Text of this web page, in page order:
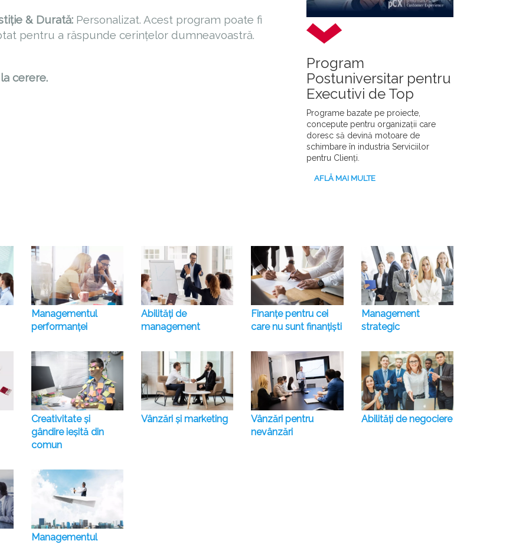
& Durată: Personalizat. Acest program poate fi
pentru a răspunde cerințelor dumneavoastră.
cerere.
Program
Postuniversitar pentru
Executivi de Top
Programe bazate pe proiecte,
concepute pentru organizații care
doresc să devină motoare de
schimbare în industria Serviciilor
pentru Clienți.
AFLĂ MAI MULTE
Managementul
performanței
Abilități de
management
Finanțe pentru cei
care nu sunt finanțiști
Management
strategic
Creativitate și
gândire ieșită din
comun
Vânzări și marketing
Vânzări pentru
nevânzări
Abilități de negociere
Managementul